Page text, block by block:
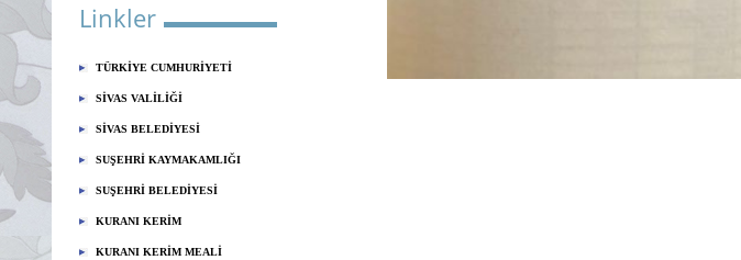
Linkler
TÜRKİYE CUMHURİYETİ
SİVAS VALİLİĞİ
SİVAS BELEDİYESİ
SUŞEHRİ KAYMAKAMLIĞI
SUŞEHRİ BELEDİYESİ
KURANI KERİM
KURANI KERİM MEALİ